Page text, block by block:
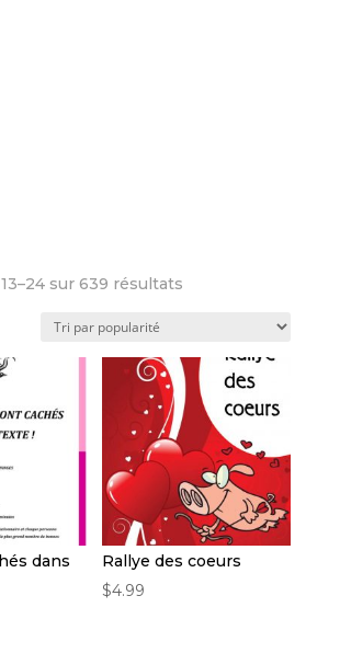
sur 639 résultatsTrié
dans
Rallye des coeurs
$4.99